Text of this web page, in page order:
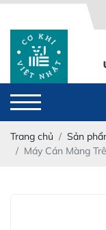
Trang chủ Sản
Máy Cán Màng